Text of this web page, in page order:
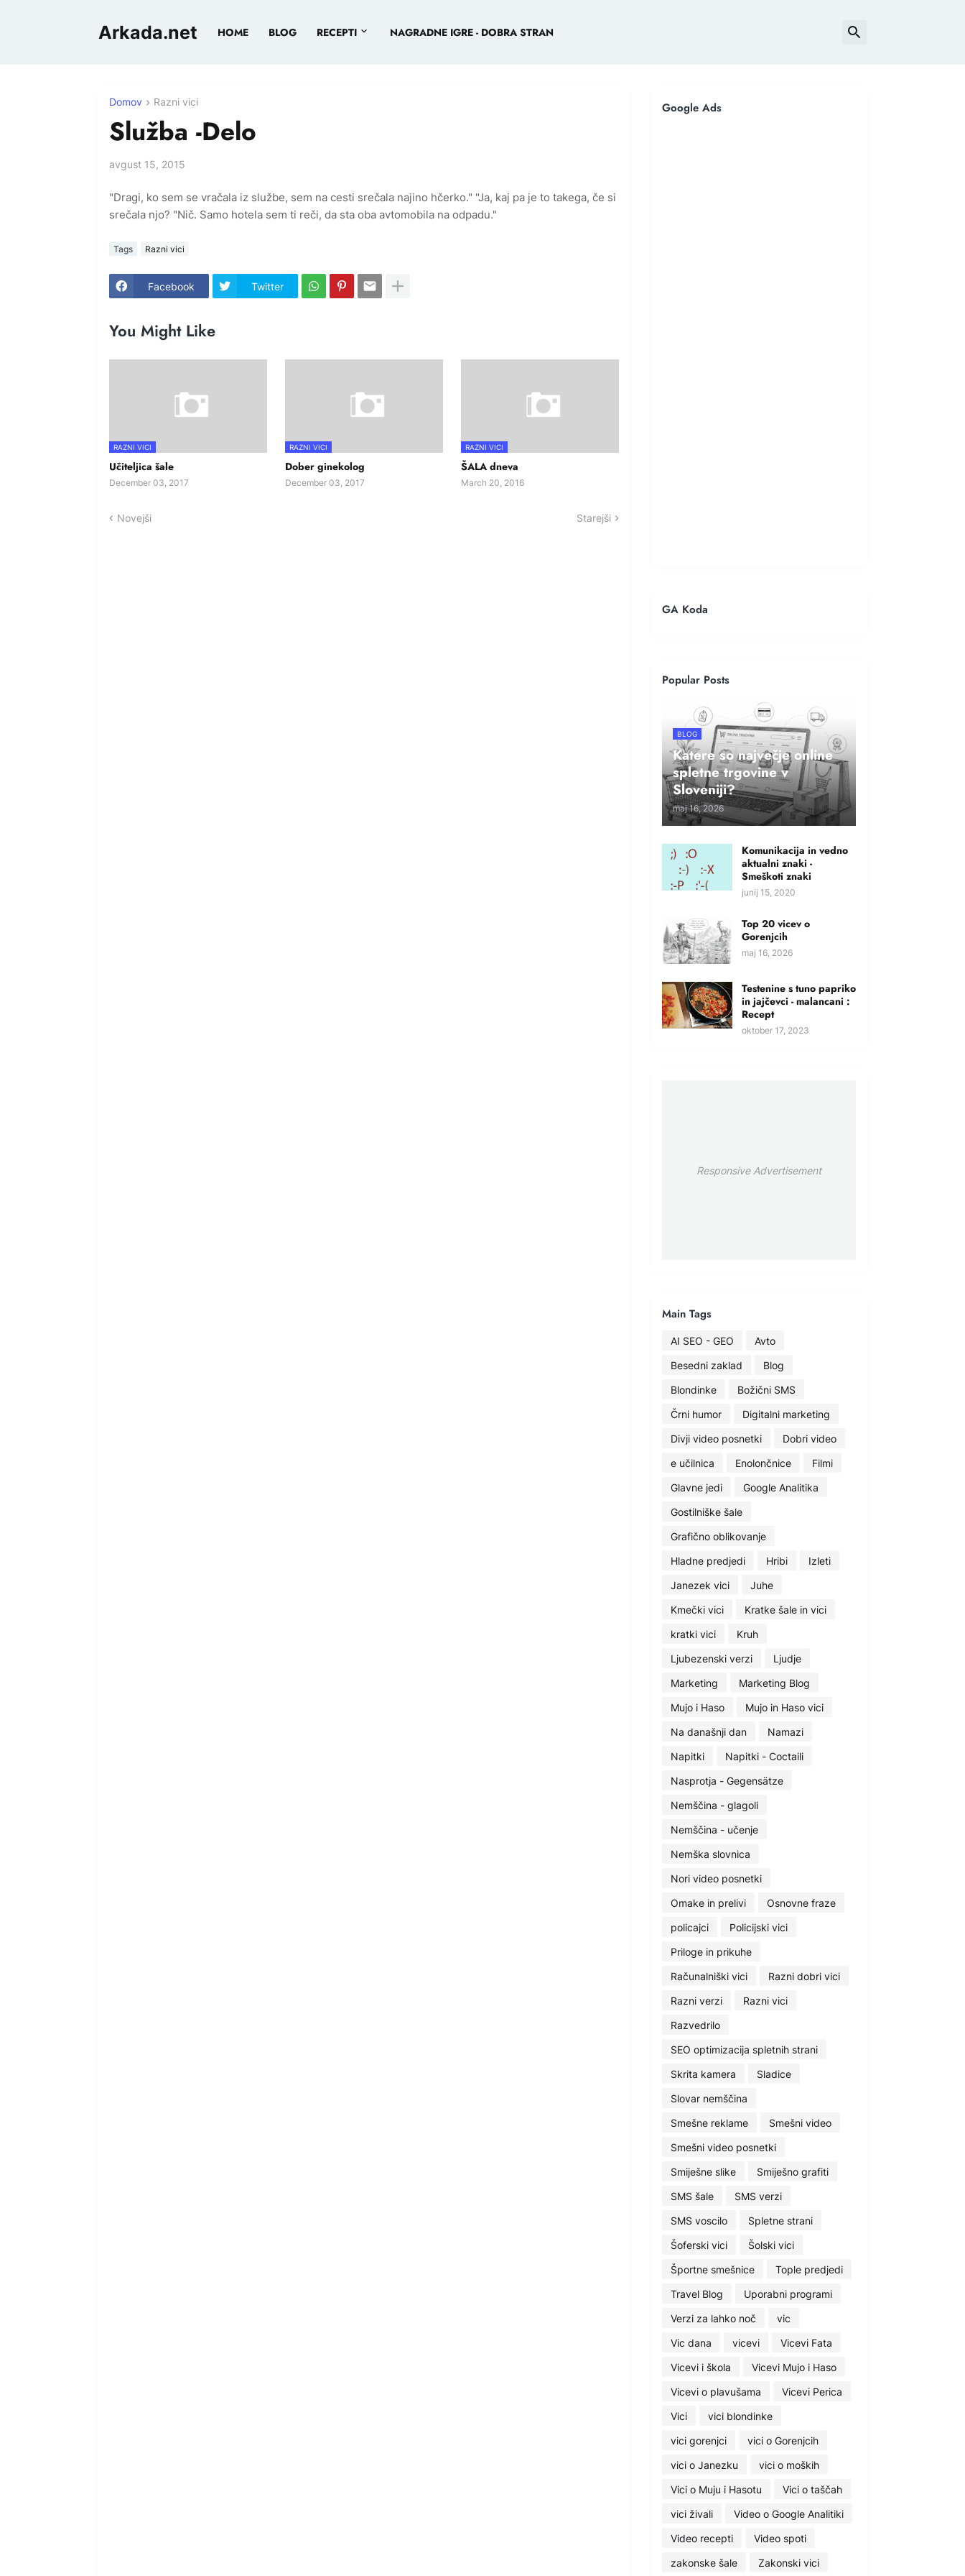
Arkada.net HOME BLOG RECEPTI NAGRADNE IGRE - DOBRA STRAN
Domov Razni vici
Služba -Delo
avgust 15, 2015
"Dragi, ko sem se vračala iz službe, sem na cesti srečala najino hčerko." "Ja, kaj pa je to takega, če si
srečala njo? "Nič. Samo hotela sem ti reči, da sta oba avtomobila na odpadu."
Tags Razni vici
Facebook Twitter
You Might Like
RAZNI VICI
Učiteljica šale
December 03, 2017
RAZNI VICI
Dober ginekolog
December 03, 2017
RAZNI VICI
ŠALA dneva
March 20, 2016
Novejši Starejši
Google Ads
GA Koda
Popular Posts
BLOG
Katere so največje online
spletne trgovine v
Sloveniji?
maj 16, 2026
Komunikacija in vedno
aktualni znaki -
Smeškoti znaki
junij 15, 2020
Top 20 vicev o
Gorenjcih
maj 16, 2026
Testenine s tuno papriko
in jajčevci - malancani :
Recept
oktober 17, 2023
Responsive Advertisement
Main Tags
AI SEO - GEO
Avto
Besedni zaklad
Blog
Blondinke
Božični SMS
Črni humor
Digitalni marketing
Divji video posnetki
Dobri video
e učilnica
Enolončnice
Filmi
Glavne jedi
Google Analitika
Gostilniške šale
Grafično oblikovanje
Hladne predjedi
Hribi
Izleti
Janezek vici
Juhe
Kmečki vici
Kratke šale in vici
kratki vici
Kruh
Ljubezenski verzi
Ljudje
Marketing
Marketing Blog
Mujo i Haso
Mujo in Haso vici
Na današnji dan
Namazi
Napitki
Napitki - Coctaili
Nasprotja - Gegensätze
Nemščina - glagoli
Nemščina - učenje
Nemška slovnica
Nori video posnetki
Omake in prelivi
Osnovne fraze
policajci
Policijski vici
Priloge in prikuhe
Računalniški vici
Razni dobri vici
Razni verzi
Razni vici
Razvedrilo
SEO optimizacija spletnih strani
Skrita kamera
Sladice
Slovar nemščina
Smešne reklame
Smešni video
Smešni video posnetki
Smiješne slike
Smiješno grafiti
SMS šale
SMS verzi
SMS voscilo
Spletne strani
Šoferski vici
Šolski vici
Športne smešnice
Tople predjedi
Travel Blog
Uporabni programi
Verzi za lahko noč
vic
Vic dana
vicevi
Vicevi Fata
Vicevi i škola
Vicevi Mujo i Haso
Vicevi o plavušama
Vicevi Perica
Vici
vici blondinke
vici gorenjci
vici o Gorenjcih
vici o Janezku
vici o moških
Vici o Muju i Hasotu
Vici o taščah
vici živali
Video o Google Analitiki
Video recepti
Video spoti
zakonske šale
Zakonski vici